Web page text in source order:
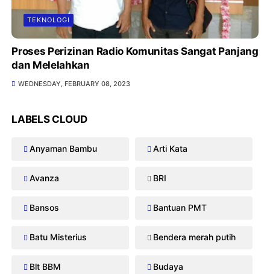
TEKNOLOGI
Proses Perizinan Radio Komunitas Sangat Panjang
dan Melelahkan
WEDNESDAY, FEBRUARY 08, 2023
LABELS CLOUD
Anyaman Bambu Arti Kata
Avanza BRI
Bansos Bantuan PMT
Batu Misterius Bendera merah putih
Blt BBM Budaya